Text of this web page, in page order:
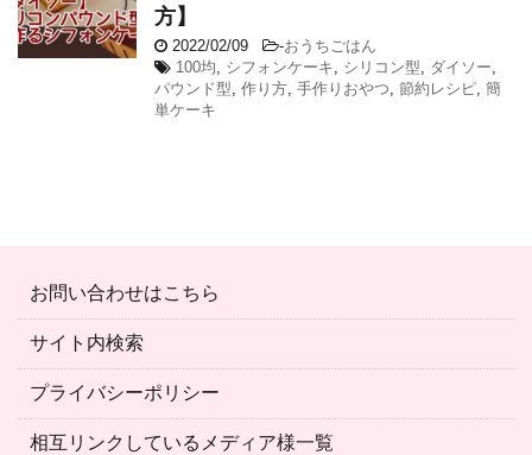
方】
2022/02/09 -おうちごはん
100均, シフォンケーキ, シリコン型, ダイソー,
パウンド型, 作り方, 手作りおやつ, 節約レシピ, 簡
単ケーキ
お問い合わせはこちら
サイト内検索
プライバシーポリシー
相互リンクしているメディア様一覧